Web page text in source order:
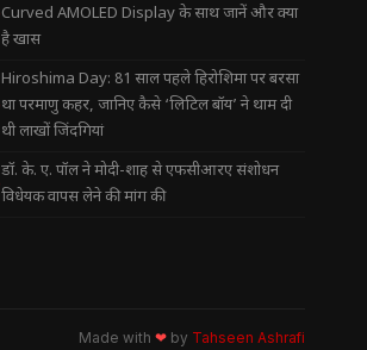
Curved AMOLED Display के साथ जानें और क्या
है खास
Hiroshima Day: 81 साल पहले हिरोशिमा पर बरसा
था परमाणु कहर, जानिए कैसे ‘लिटिल बॉय’ ने थाम दी
थी लाखों जिंदगियां
डॉ. के. ए. पॉल ने मोदी-शाह से एफसीआरए संशोधन
विधेयक वापस लेने की मांग की
Made with ❤ by Tahseen Ashrafi